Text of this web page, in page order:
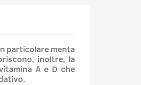
particolare menta
inoltre, la
A e D che